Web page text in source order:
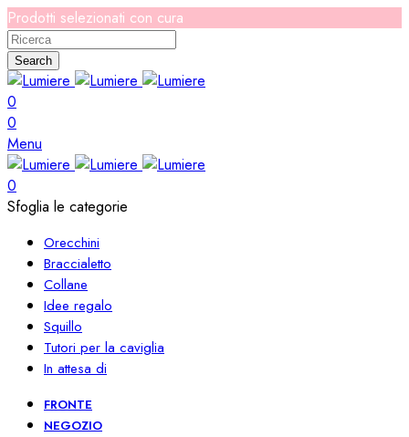
Prodotti selezionati con cura
Search
0
0
Menu
0
Sfoglia le categorie
Orecchini
Braccialetto
Collane
Idee regalo
Squillo
Tutori per la caviglia
In attesa di
FRONTE
NEGOZIO